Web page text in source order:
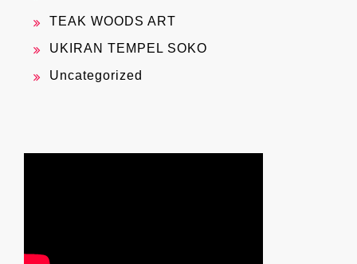
TEAK WOODS ART
UKIRAN TEMPEL SOKO
Uncategorized